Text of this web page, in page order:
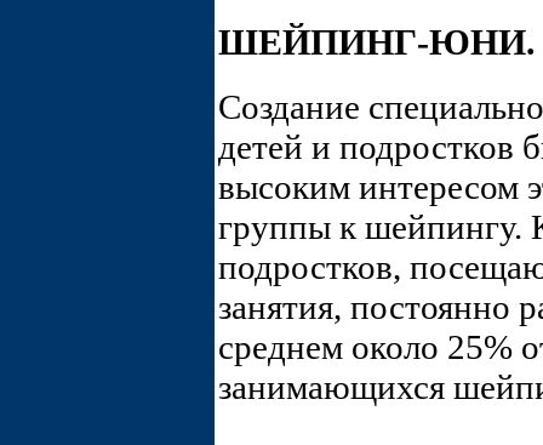
ШЕЙПИНГ-ЮНИ.
Создание
детей и подростков
высоким интересом
группы к шейпингу.
подростков,
занятия, постоянно
среднем около 25%
занимающихся